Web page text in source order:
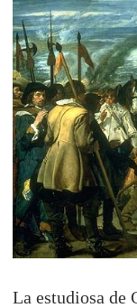
La estudiosa de